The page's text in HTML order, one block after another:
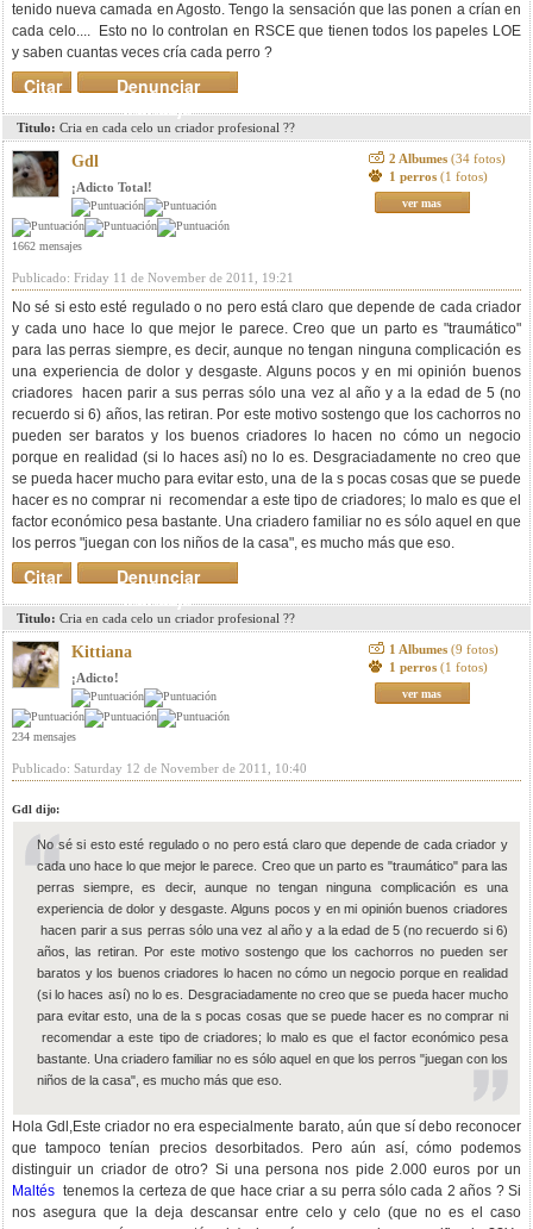
tenido nueva camada en Agosto. Tengo la sensación que las ponen a crían en
cada celo.... Esto no lo controlan en RSCE que tienen todos los papeles LOE
y saben cuantas veces cría cada perro ?
Denunciar
mensaje
Citar
Titulo: Cria en cada celo un criador profesional ??
Gdl
¡Adicto Total!
1662 mensajes
2 Albumes (34 fotos)
1 perros (1 fotos)
ver mas
Publicado: Friday 11 de November de 2011, 19:21
No sé si esto esté regulado o no pero está claro que depende de cada criador
y cada uno hace lo que mejor le parece. Creo que un parto es "traumático"
para las perras siempre, es decir, aunque no tengan ninguna complicación es
una experiencia de dolor y desgaste. Alguns pocos y en mi opinión buenos
criadores hacen parir a sus perras sólo una vez al año y a la edad de 5 (no
recuerdo si 6) años, las retiran. Por este motivo sostengo que los cachorros no
pueden ser baratos y los buenos criadores lo hacen no cómo un negocio
porque en realidad (si lo haces así) no lo es. Desgraciadamente no creo que
se pueda hacer mucho para evitar esto, una de la s pocas cosas que se puede
hacer es no comprar ni recomendar a este tipo de criadores; lo malo es que el
factor económico pesa bastante. Una criadero familiar no es sólo aquel en que
los perros "juegan con los niños de la casa", es mucho más que eso.
Denunciar
mensaje
Citar
Titulo: Cria en cada celo un criador profesional ??
Kittiana
¡Adicto!
234 mensajes
1 Albumes (9 fotos)
1 perros (1 fotos)
ver mas
Publicado: Saturday 12 de November de 2011, 10:40
Gdl dijo:
No sé si esto esté regulado o no pero está claro que depende de cada criador y
cada uno hace lo que mejor le parece. Creo que un parto es "traumático" para las
perras siempre, es decir, aunque no tengan ninguna complicación es una
experiencia de dolor y desgaste. Alguns pocos y en mi opinión buenos criadores
hacen parir a sus perras sólo una vez al año y a la edad de 5 (no recuerdo si 6)
años, las retiran. Por este motivo sostengo que los cachorros no pueden ser
baratos y los buenos criadores lo hacen no cómo un negocio porque en realidad
(si lo haces así) no lo es. Desgraciadamente no creo que se pueda hacer mucho
para evitar esto, una de la s pocas cosas que se puede hacer es no comprar ni
recomendar a este tipo de criadores; lo malo es que el factor económico pesa
bastante. Una criadero familiar no es sólo aquel en que los perros "juegan con los
niños de la casa", es mucho más que eso.
Hola Gdl,Este criador no era especialmente barato, aún que sí debo reconocer
que tampoco tenían precios desorbitados. Pero aún así, cómo podemos
distinguir un criador de otro? Si una persona nos pide 2.000 euros por un
Maltés tenemos la certeza de que hace criar a su perra sólo cada 2 años ? Si
nos asegura que la deja descansar entre celo y celo (que no es el caso